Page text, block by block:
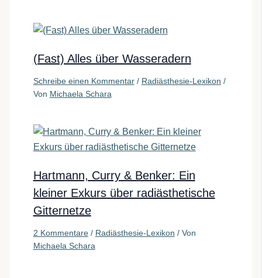
(Fast) Alles über Wasseradern
Schreibe einen Kommentar / Radiästhesie-Lexikon /
Von Michaela Schara
Hartmann, Curry & Benker: Ein
kleiner Exkurs über radiästhetische
Gitternetze
2 Kommentare / Radiästhesie-Lexikon / Von
Michaela Schara